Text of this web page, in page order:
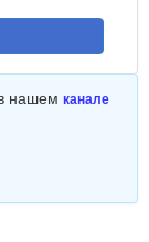
нашем канале